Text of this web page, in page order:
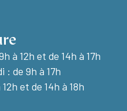
à 12h et de 14h à 17h
: de 9h à 17h
et de 14h à 18h